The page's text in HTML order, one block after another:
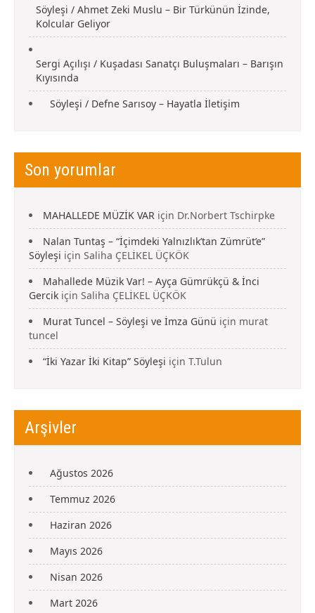
Söyleşi / Ahmet Zeki Muslu – Bir Türkünün İzinde,
Kolcular Geliyor
Sergi Açılışı / Kuşadası Sanatçı Buluşmaları – Barışın
Kıyısında
Söyleşi / Defne Sarısoy – Hayatla İletişim
Son yorumlar
MAHALLEDE MÜZİK VAR için Dr.Norbert Tschirpke
Nalan Tuntaş – “İçimdeki Yalnızlık’tan Zümrüt’e”
Söyleşi için Saliha ÇELİKEL ÜÇKÖK
Mahallede Müzik Var! – Ayça Gümrükçü & İnci
Gercik için Saliha ÇELİKEL ÜÇKÖK
Murat Tuncel – Söyleşi ve İmza Günü için murat
tuncel
“İki Yazar İki Kitap” Söyleşi için T.Tulun
Arşivler
Ağustos 2026
Temmuz 2026
Haziran 2026
Mayıs 2026
Nisan 2026
Mart 2026